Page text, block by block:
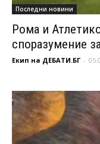
Последни новини
Рома и
споразумение
Екип на ДЕБАТИ.БГ -